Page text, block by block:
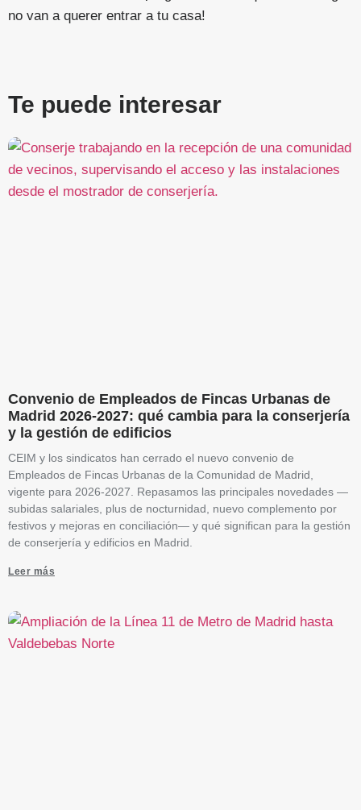
no van a querer entrar a tu casa!
Te puede interesar
Convenio de Empleados de Fincas Urbanas de
Madrid 2026-2027: qué cambia para la conserjería
y la gestión de edificios
CEIM y los sindicatos han cerrado el nuevo convenio de
Empleados de Fincas Urbanas de la Comunidad de Madrid,
vigente para 2026-2027. Repasamos las principales novedades —
subidas salariales, plus de nocturnidad, nuevo complemento por
festivos y mejoras en conciliación— y qué significan para la gestión
de conserjería y edificios en Madrid.
Leer más